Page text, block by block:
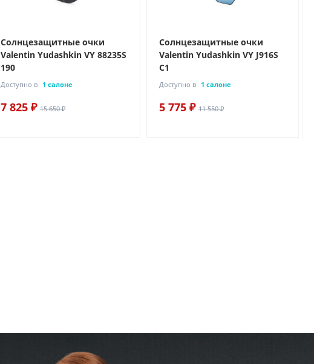
Солнцезащитные очки
Valentin Yudashkin VY 88235S
190
Доступно в 1 салоне
7 825 ₽ 15 650 ₽
Солнцезащитные очки
Valentin Yudashkin VY J916S
C1
Доступно в 1 салоне
5 775 ₽ 11 550 ₽